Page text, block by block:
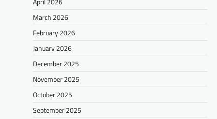
March 2026
February 2026
January 2026
December 2025
November 2025
October 2025
September 2025